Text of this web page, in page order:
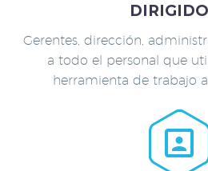
Gerentes, dirección,
a todo el personal que
herramienta de trabajo

